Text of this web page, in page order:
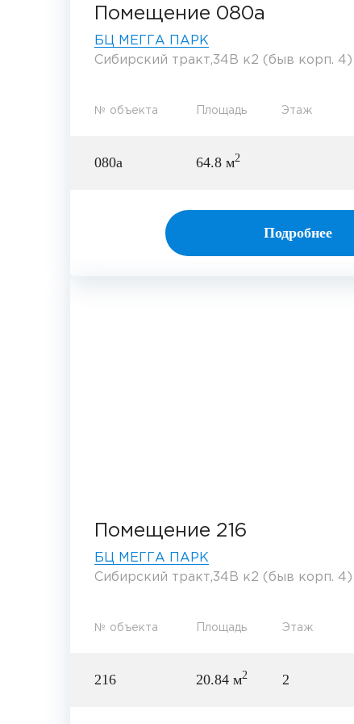
Помещение 080а
БЦ МЕГГА ПАРК
Сибирский тракт,34В к2 (быв корп. 4)
№ объекта Площадь Этаж
080а 64.8 м2
Подробнее
Помещение 216
БЦ МЕГГА ПАРК
Сибирский тракт,34В к2 (быв корп. 4)
№ объекта Площадь Этаж
216 20.84 м2 2